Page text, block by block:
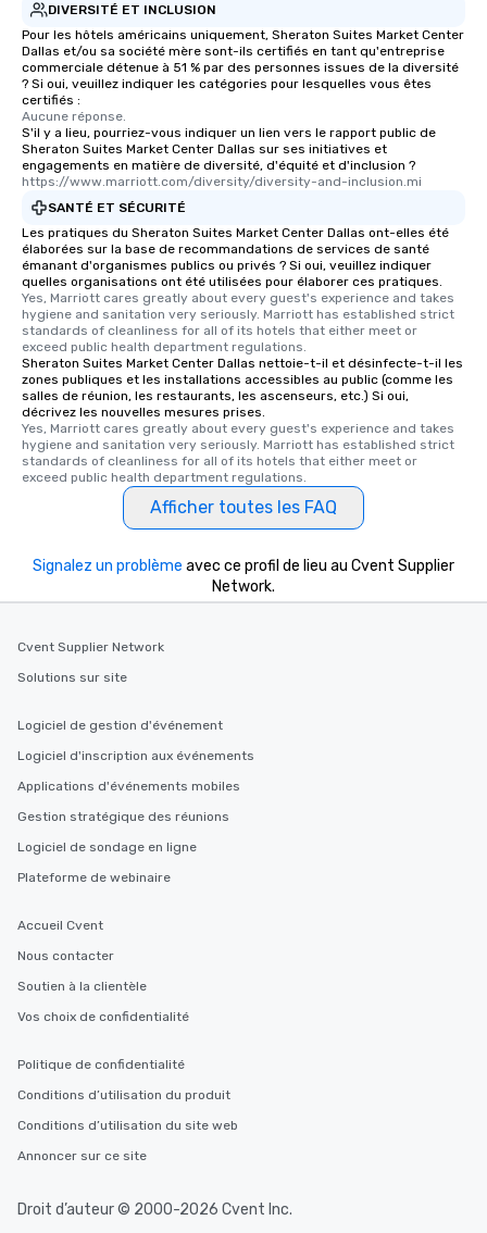
DIVERSITÉ ET INCLUSION
Pour les hôtels américains uniquement, Sheraton Suites Market Center
Dallas et/ou sa société mère sont-ils certifiés en tant qu'entreprise
commerciale détenue à 51 % par des personnes issues de la diversité
? Si oui, veuillez indiquer les catégories pour lesquelles vous êtes
certifiés :
Aucune réponse.
S'il y a lieu, pourriez-vous indiquer un lien vers le rapport public de
Sheraton Suites Market Center Dallas sur ses initiatives et
engagements en matière de diversité, d'équité et d'inclusion ?
https://www.marriott.com/diversity/diversity-and-inclusion.mi
SANTÉ ET SÉCURITÉ
Les pratiques du Sheraton Suites Market Center Dallas ont-elles été
élaborées sur la base de recommandations de services de santé
émanant d'organismes publics ou privés ? Si oui, veuillez indiquer
quelles organisations ont été utilisées pour élaborer ces pratiques.
Yes, Marriott cares greatly about every guest's experience and takes
hygiene and sanitation very seriously. Marriott has established strict
standards of cleanliness for all of its hotels that either meet or
exceed public health department regulations.
Sheraton Suites Market Center Dallas nettoie-t-il et désinfecte-t-il les
zones publiques et les installations accessibles au public (comme les
salles de réunion, les restaurants, les ascenseurs, etc.) Si oui,
décrivez les nouvelles mesures prises.
Yes, Marriott cares greatly about every guest's experience and takes
hygiene and sanitation very seriously. Marriott has established strict
standards of cleanliness for all of its hotels that either meet or
exceed public health department regulations.
Afficher toutes les FAQ
Signalez un problème avec ce profil de lieu au Cvent Supplier
Network.
Cvent Supplier Network
Solutions sur site
Logiciel de gestion d'événement
Logiciel d'inscription aux événements
Applications d'événements mobiles
Gestion stratégique des réunions
Logiciel de sondage en ligne
Plateforme de webinaire
Accueil Cvent
Nous contacter
Soutien à la clientèle
Vos choix de confidentialité
Politique de confidentialité
Conditions d’utilisation du produit
Conditions d’utilisation du site web
Annoncer sur ce site
Droit d’auteur © 2000-2026 Cvent Inc.